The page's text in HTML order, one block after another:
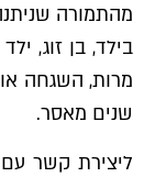
מהתמורה
בילד, בן זוג,
מרות, השגחה
שנים מאסר.
ליצירת קשר עם